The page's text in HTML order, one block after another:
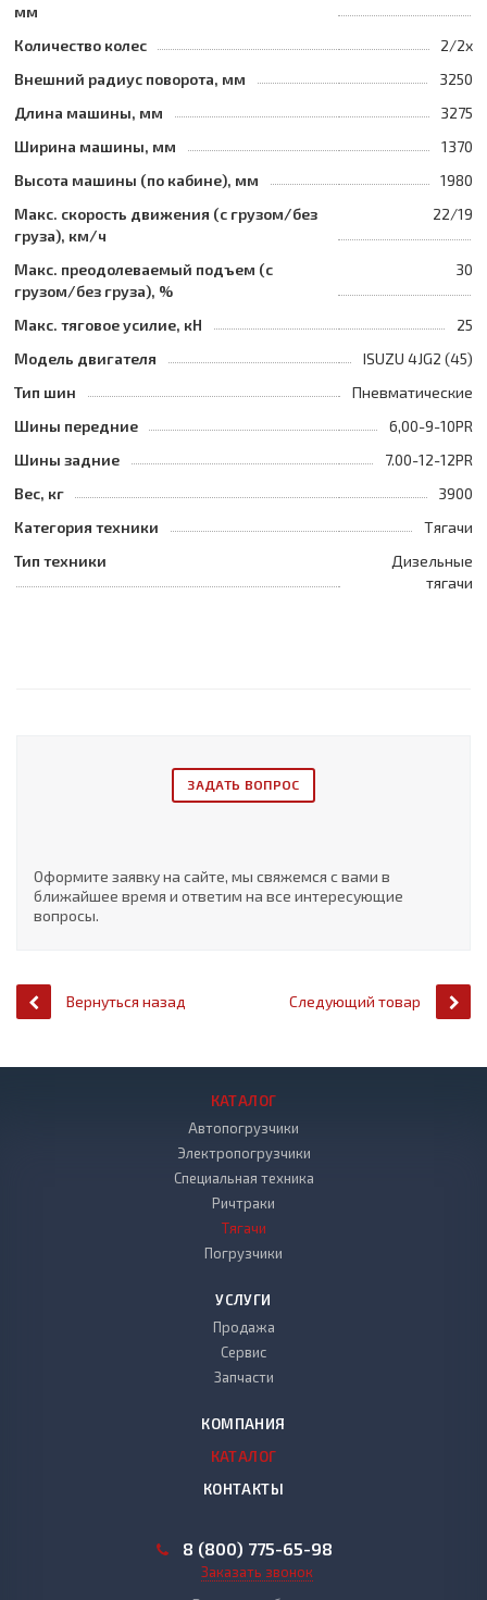
мм
Количество колес
2/2x
Внешний радиус поворота, мм
3250
Длина машины, мм
3275
Ширина машины, мм
1370
Высота машины (по кабине), мм
1980
Макс. скорость движения (с грузом/без
груза), км/ч
22/19
Макс. преодолеваемый подъем (с
грузом/без груза), %
30
Макс. тяговое усилие, кН
25
Модель двигателя
ISUZU 4JG2 (45)
Тип шин
Пневматические
Шины передние
6,00-9-10PR
Шины задние
7.00-12-12PR
Вес, кг
3900
Категория техники
Тягачи
Тип техники
Дизельные
тягачи
ЗАДАТЬ ВОПРОС
Оформите заявку на сайте, мы свяжемся с вами в
ближайшее время и ответим на все интересующие
вопросы.
Вернуться назад Следующий товар
КАТАЛОГ
Автопогрузчики
Электропогрузчики
Специальная техника
Ричтраки
Тягачи
Погрузчики
УСЛУГИ
Продажа
Сервис
Запчасти
КОМПАНИЯ
КАТАЛОГ
КОНТАКТЫ
8 (800) 775-65-98
Заказать звонок